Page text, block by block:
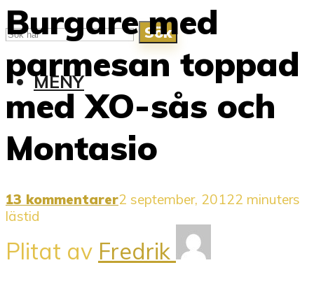
Sök
MENY
Burgare med
parmesan toppad
med XO-sås och
Montasio
13 kommentarer2 september, 20122 minuters
lästid
Plitat av Fredrik